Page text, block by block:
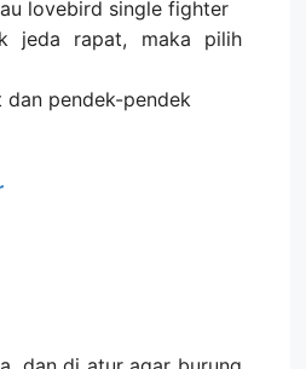
lovebird single fighter
jeda rapat, maka pilih
dan pendek-pendek